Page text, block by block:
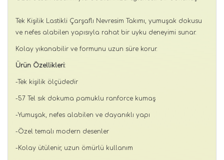
Tek Kişilik Lastikli Çarşaflı Nevresim Takımı, yumuşak dokusu
ve nefes alabilen yapısıyla rahat bir uyku deneyimi sunar.
Kolay yıkanabilir ve formunu uzun süre korur.
Ürün Özellikleri:
-Tek kişilik ölçüdedir
-57 Tel sık dokuma pamuklu ranforce kumaş
-Yumuşak, nefes alabilen ve dayanıklı yapı
-Özel temalı modern desenler
-Kolay ütülenir, uzun ömürlü kullanım